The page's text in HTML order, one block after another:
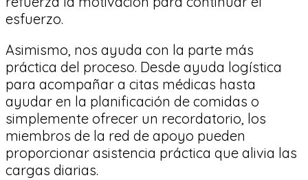
esfuerzo.
Asimismo, nos ayuda con la parte más
práctica del proceso. Desde ayuda logística
para acompañar a citas médicas hasta
ayudar en la planificación de comidas o
simplemente ofrecer un recordatorio, los
miembros de la red de apoyo pueden
proporcionar asistencia práctica que alivia las
cargas diarias.